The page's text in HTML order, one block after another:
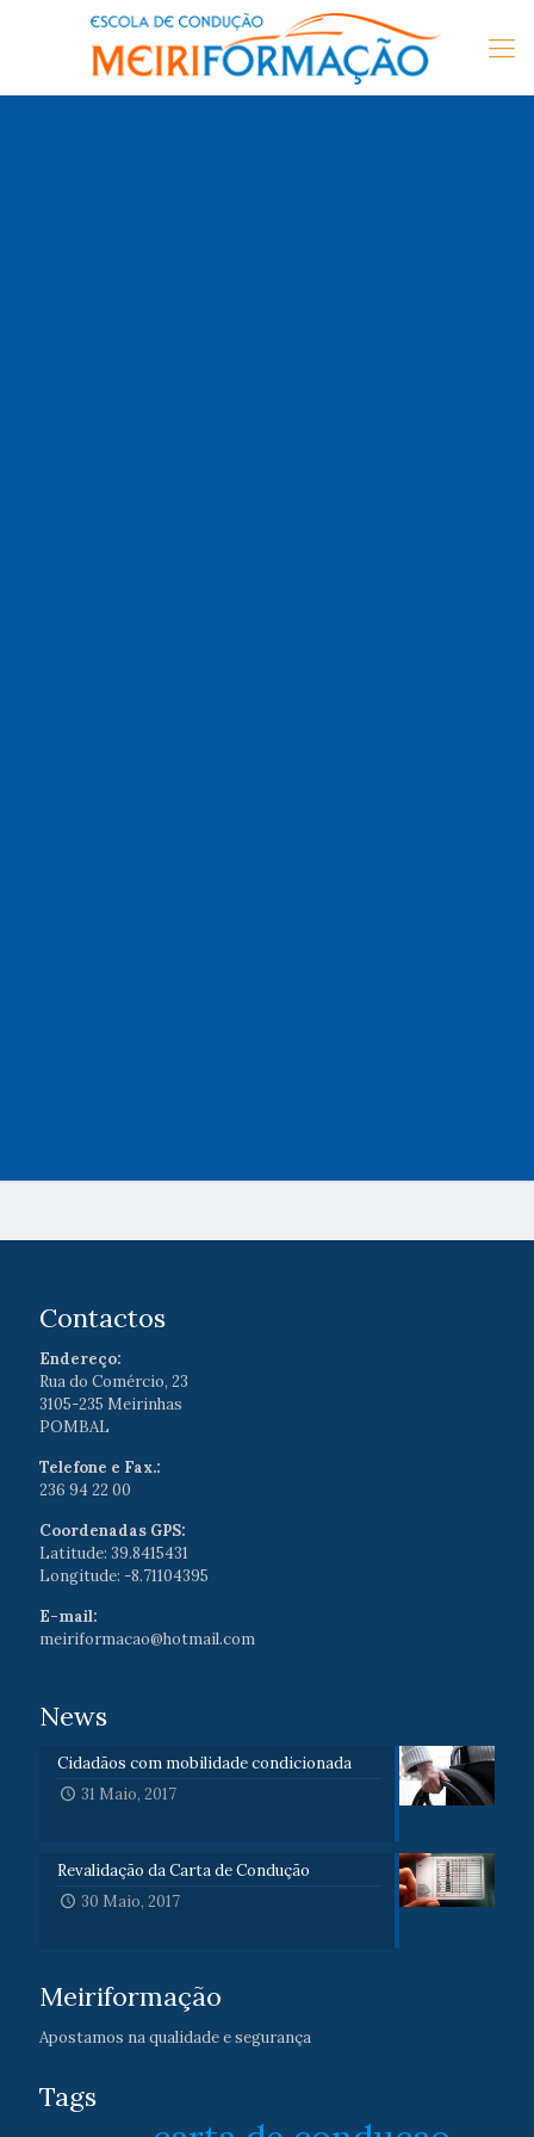
Contactos
Endereço:
Rua do Comércio, 23
3105-235 Meirinhas
POMBAL
Telefone e Fax.:
236 94 22 00
Coordenadas GPS:
Latitude: 39.8415431
Longitude: -8.71104395
E-mail:
meiriformacao@hotmail.com
News
Cidadãos com mobilidade condicionada
31 Maio, 2017
Revalidação da Carta de Condução
30 Maio, 2017
Meiriformação
Apostamos na qualidade e segurança
Tags